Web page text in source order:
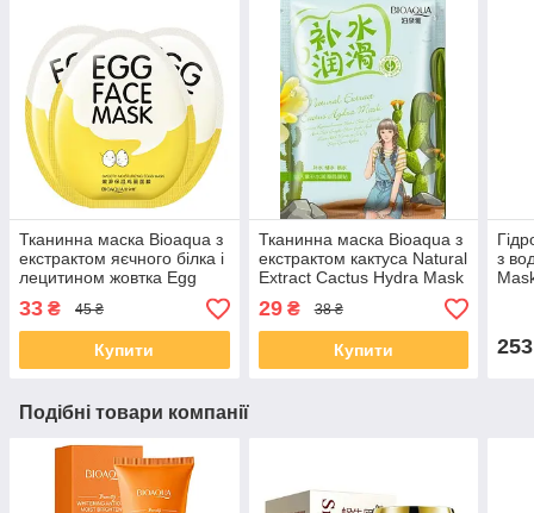
Тканинна маска Bioaqua з
екстрактом яєчного білка і
лецитином жовтка Egg
Face Mask
33 ₴ 45 ₴
Купити
Тканинна маска Bioaqua з
екстрактом кактуса Natural
Extract Cactus Hydra Mask
29₴ 38 ₴
Купити
з
253
Подібні товари компанії